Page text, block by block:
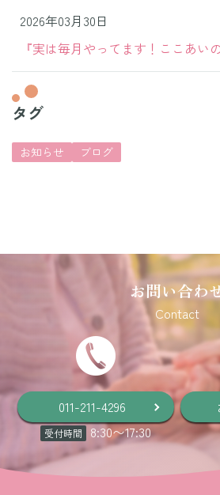
2026年03月30日
『実は毎月やってます！ここあい
タグ
お知らせ ブログ
お問い合わ
Contact
011-211-4296
受付時間 8:30〜17:30